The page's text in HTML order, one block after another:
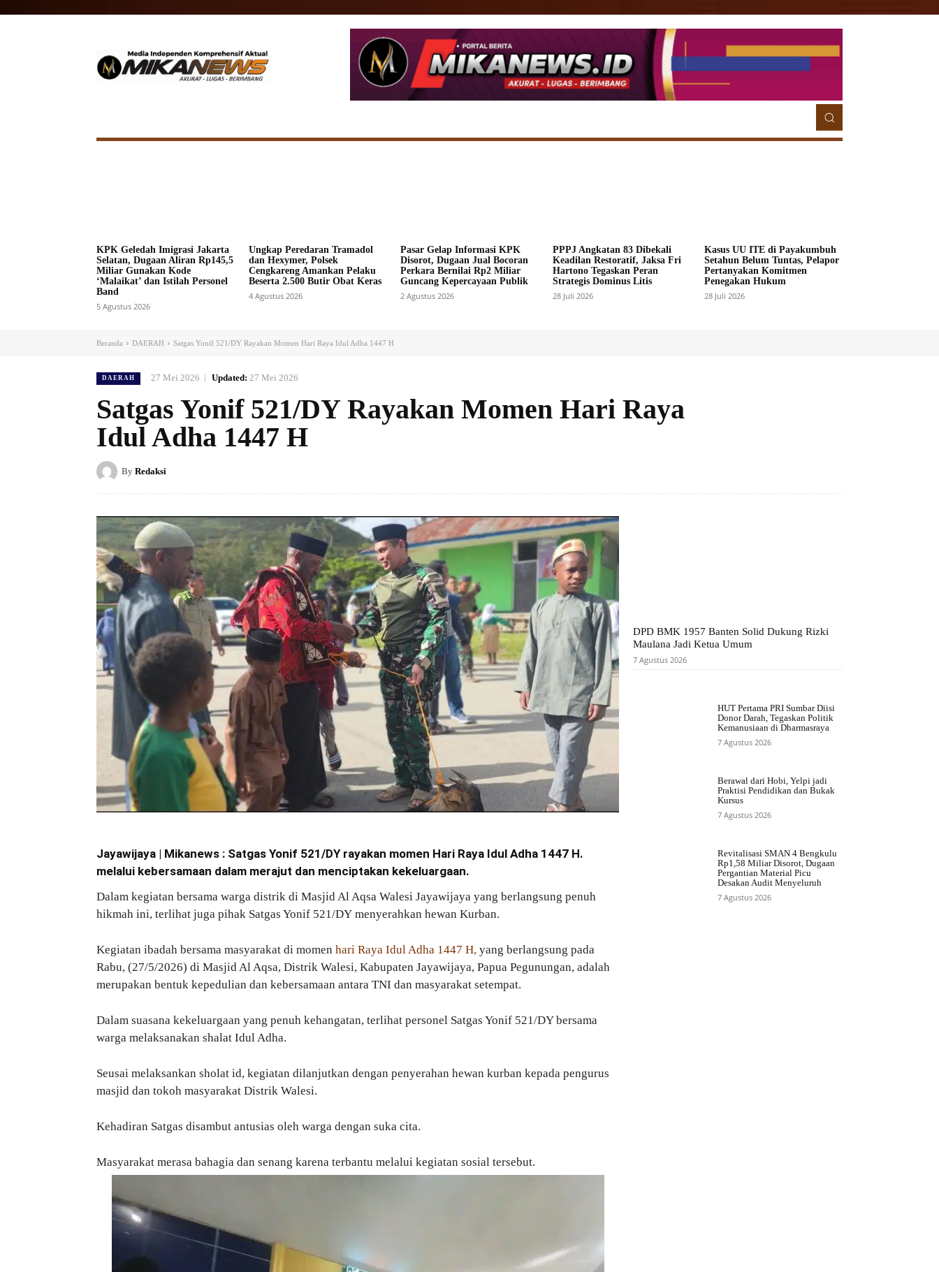
KPK Geledah Imigrasi Jakarta
Selatan, Dugaan Aliran Rp145,5
Miliar Gunakan Kode
‘Malaikat’ dan Istilah Personel
Band
5 Agustus 2026
Ungkap Peredaran Tramadol
dan Hexymer, Polsek
Cengkareng Amankan Pelaku
Beserta 2.500 Butir Obat Keras
4 Agustus 2026
Pasar Gelap Informasi KPK
Disorot, Dugaan Jual Bocoran
Perkara Bernilai Rp2 Miliar
Guncang Kepercayaan Publik
2 Agustus 2026
PPPJ Angkatan 83 Dibekali
Keadilan Restoratif, Jaksa Fri
Hartono Tegaskan Peran
Strategis Dominus Litis
28 Juli 2026
Kasus UU ITE di Payakumbuh
Setahun Belum Tuntas, Pelapor
Pertanyakan Komitmen
Penegakan Hukum
28 Juli 2026
Beranda DAERAH Satgas Yonif 521/DY Rayakan Momen Hari Raya Idul Adha 1447 H
DAERAH 27 Mei 2026 Updated: 27 Mei 2026
Satgas Yonif 521/DY Rayakan Momen Hari Raya
Idul Adha 1447 H
By Redaksi
Jayawijaya | Mikanews : Satgas Yonif 521/DY rayakan momen Hari Raya Idul Adha 1447 H.
melalui kebersamaan dalam merajut dan menciptakan kekeluargaan.
Dalam kegiatan bersama warga distrik di Masjid Al Aqsa Walesi Jayawijaya yang berlangsung penuh
hikmah ini, terlihat juga pihak Satgas Yonif 521/DY menyerahkan hewan Kurban.
Kegiatan ibadah bersama masyarakat di momen hari Raya Idul Adha 1447 H, yang berlangsung pada
Rabu, (27/5/2026) di Masjid Al Aqsa, Distrik Walesi, Kabupaten Jayawijaya, Papua Pegunungan, adalah
merupakan bentuk kepedulian dan kebersamaan antara TNI dan masyarakat setempat.
Dalam suasana kekeluargaan yang penuh kehangatan, terlihat personel Satgas Yonif 521/DY bersama
warga melaksanakan shalat Idul Adha.
Seusai melaksankan sholat id, kegiatan dilanjutkan dengan penyerahan hewan kurban kepada pengurus
masjid dan tokoh masyarakat Distrik Walesi.
Kehadiran Satgas disambut antusias oleh warga dengan suka cita.
Masyarakat merasa bahagia dan senang karena terbantu melalui kegiatan sosial tersebut.
DPD BMK 1957 Banten Solid Dukung Rizki
Maulana Jadi Ketua Umum
7 Agustus 2026
HUT Pertama PRI Sumbar Diisi
Donor Darah, Tegaskan Politik
Kemanusiaan di Dharmasraya
7 Agustus 2026
Berawal dari Hobi, Yelpi jadi
Praktisi Pendidikan dan Bukak
Kursus
7 Agustus 2026
Revitalisasi SMAN 4 Bengkulu
Rp1,58 Miliar Disorot, Dugaan
Pergantian Material Picu
Desakan Audit Menyeluruh
7 Agustus 2026